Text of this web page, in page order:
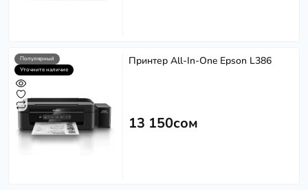
Популярный
Уточните наличие
Принтер All-In-One Epson L386
13 150сом